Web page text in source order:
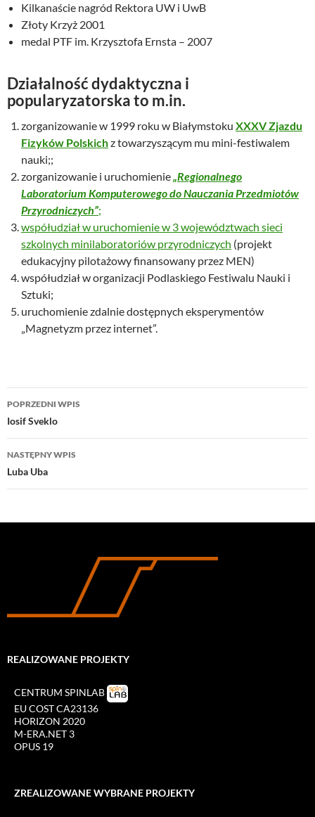
Kilkanaście nagród Rektora UW i UwB
Złoty Krzyż 2001
medal PTF im. Krzysztofa Ernsta – 2007
Działalność dydaktyczna i
popularyzatorska to m.in.
zorganizowanie w 1999 roku w Białymstoku XXXV Zjazdu
Fizyków Polskichz towarzyszącym mu mini-festiwalem
nauki;;
zorganizowanie i uruchomienie„Regionalnego
Laboratorium Komputerowego do Nauczania Przedmiotów
Przyrodniczych”;
współudział w uruchomienie w 3 województwach sieci
szkolnych minilaboratoriów przyrodniczych (projekt
edukacyjny pilotażowy finansowany przez MEN)
współudział w organizacji Podlaskiego Festiwalu Nauki i
Sztuki;
uruchomienie zdalnie dostępnych eksperymentów
„Magnetyzm przez internet”.
Nawigacja
wpisu
POPRZEDNI WPIS
Iosif Sveklo
NASTĘPNY WPIS
Luba Uba
REALIZOWANE PROJEKTY
CENTRUM SPINLAB
EU COST CA23136
HORIZON 2020
M-ERA.NET 3
OPUS 19
ZREALIZOWANE WYBRANE PROJEKTY